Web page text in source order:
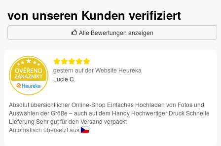
von unseren Kunden verifiziert
Alle Bewertungen anzeigen
gestern auf der Website Heureka
Lucie C.
Absolut übersichtlicher Online-Shop Einfaches Hochladen von Fotos und
Auswählen der Größe – auch auf dem Handy Hochwertiger Druck Schnelle
Lieferung Sehr gut für den Versand verpackt
Automatisch übersetzt aus